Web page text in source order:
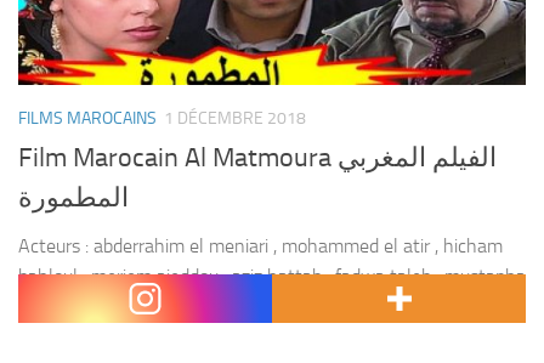
FILMS MAROCAINS 1 DÉCEMBRE 2018
Film Marocain Al Matmoura الفيلم المغربي
المطمورة
Acteurs : abderrahim el meniari , mohammed el atir , hicham
bahloul , meriem ajeddou , aziz hattab , fadwa taleb , mustapha
salamat , nazha badr , hassnae moumni , abdellah chakiri ,...